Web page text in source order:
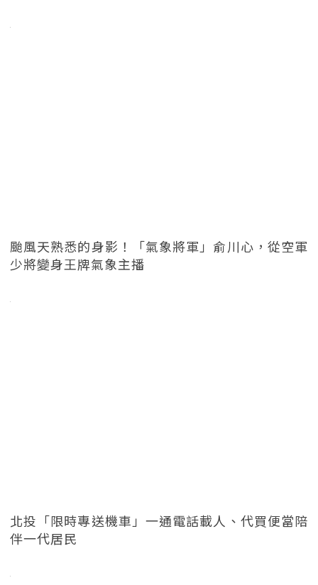
颱風天熟悉的身影！「氣象將軍」俞川心，從空軍
少將變身王牌氣象主播
北投「限時專送機車」一通電話載人、代買便當陪
伴一代居民